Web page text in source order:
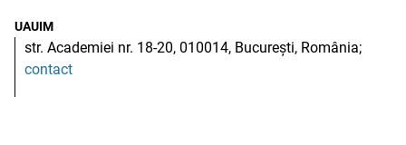
UAUIM
str. Academiei nr. 18-20, 010014, București, România;
contact